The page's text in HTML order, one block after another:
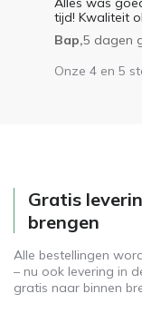
tijd! Kwaliteit
Bap,5 dagen
Onze 4 en 5
Gratis
brengen
Alle bestellingen
– nu ook levering in
gratis naar binnen